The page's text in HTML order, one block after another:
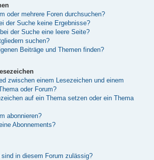
oder mehrere Foren durchsuchen?
der Suche keine Ergebnisse?
der Suche eine leere Seite?
suchen?
Beiträge und Themen finden?
zwischen einem Lesezeichen und einem
oder Forum?
auf ein Thema setzen oder ein Thema
abonnieren?
Abonnements?
in diesem Forum zulässig?